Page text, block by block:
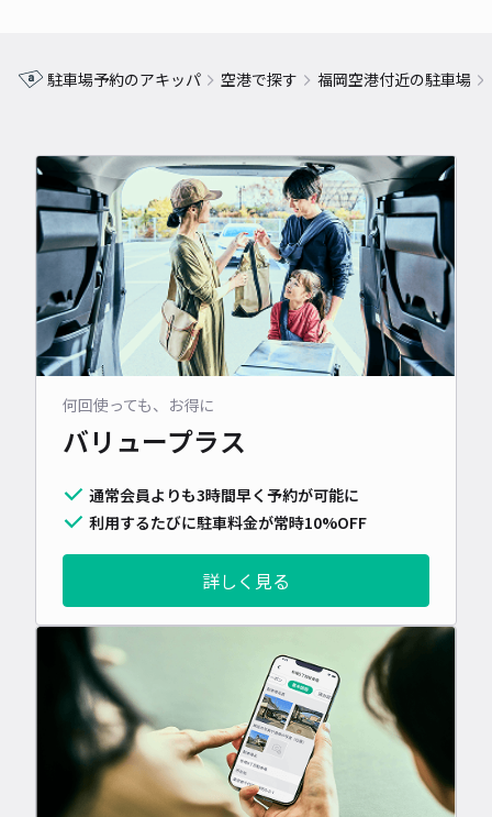
駐車場予約のアキッパ 空港で探す 福岡空港付近の駐車場
何回使っても、お得に
バリュープラス
通常会員よりも3時間早く予約が可能に
利用するたびに駐車料金が常時10%OFF
詳しく見る